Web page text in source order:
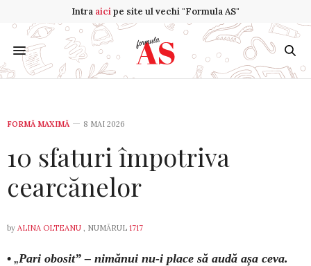
Intra aicipe site ul vechi "Formula AS"
FORMĂ MAXIMĂ 8 MAI 2026
10 sfaturi împotriva
cearcănelor
by ALINA OLTEANU , NUMĂRUL 1717
• „Pari obosit” – nimănui nu-i place să audă așa ceva.